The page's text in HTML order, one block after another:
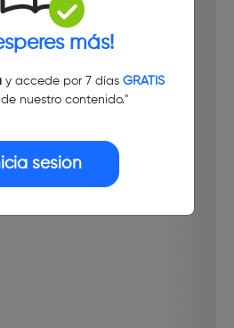
más!
y accede por 7 días GRATIS
nuestro contenido."
sesión